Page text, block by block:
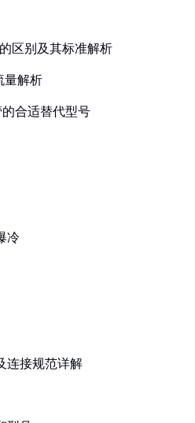
区别及其标准解析
量解析
的合适替代型号
冷
连接规范详解